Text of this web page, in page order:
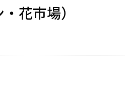
花市場）